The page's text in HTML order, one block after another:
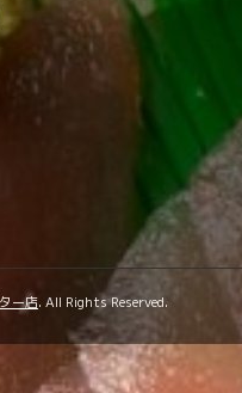
ー店. All Rights Reserved.